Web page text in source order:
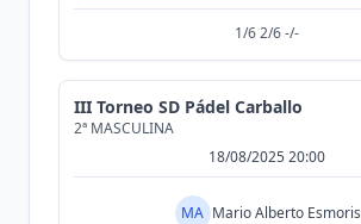
1/6 2/6 -/-
III Torneo SD Pádel Carballo
2ª MASCULINA
18/08/2025 20:00
MA Mario Alberto Esmoris